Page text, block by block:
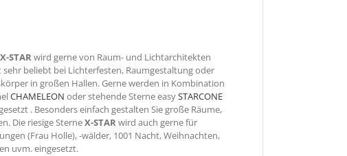
X-STARwird gerne von Raum- und Lichtarchitekten
beliebt bei Lichterfesten, Raumgestaltung oder
in großen Hallen. Gerne werden in Kombination
CHAMELEON oder stehende Sterne easySTARCONE
. Besonders einfach gestalten Sie große Räume,
Die riesige SterneX-STARwird auch gerne für
(Frau Holle), -wälder, 1001 Nacht, Weihnachten,
uvm. eingesetzt.